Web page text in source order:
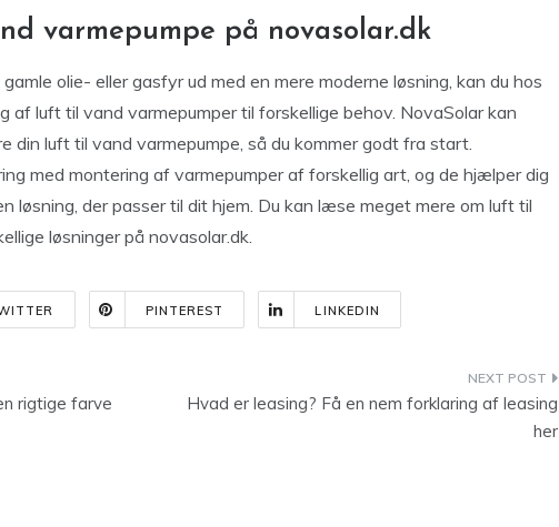
varmepumpe på novasolar.dk
olie- eller gasfyr ud med en mere moderne løsning, kan du hos
af luft til vand varmepumper til forskellige behov. NovaSolar kan
din luft til vand varmepumpe, så du kommer godt fra start.
med montering af varmepumper af forskellig art, og de hjælper dig
løsning, der passer til dit hjem. Du kan læse meget mere om luft til
løsninger på novasolar.dk.
PINTEREST LINKEDIN
rigtige farve
Hvad er leasing? Få en nem forklaring af leasing
her